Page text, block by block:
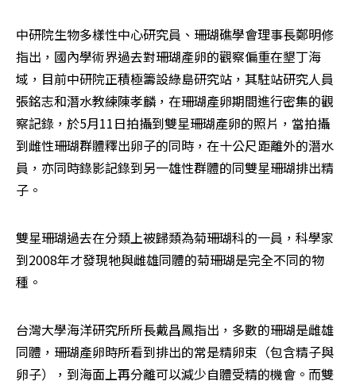
中研院生物多樣性中心研究員、珊瑚礁學會理事長鄭明修
指出，國內學術界過去對珊瑚產卵的觀察偏重在墾丁海
域，目前中研院正積極籌設綠島研究站，其駐站研究人員
張銘志和潛水教練陳孝麟，在珊瑚產卵期間進行密集的觀
察記錄，於5月11日拍攝到雙星珊瑚產卵的照片，當拍攝
到雌性珊瑚群體釋出卵子的同時，在十公尺距離外的潛水
員，亦同時錄影記錄到另一雄性群體的同雙星珊瑚排出精
子。
雙星珊瑚過去在分類上被歸類為菊珊瑚科的一員，科學家
到2008年才發現牠與雌雄同體的菊珊瑚是完全不同的物
種。
台灣大學海洋研究所所長戴昌鳳指出，多數的珊瑚是雌雄
同體，珊瑚產卵時所看到排出的常是精卵束（包含精子與
卵子），到海面上再分離可以減少自體受精的機會。而雙